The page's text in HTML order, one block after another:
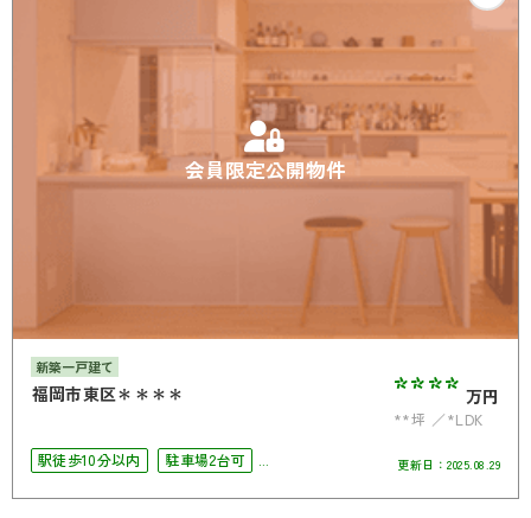
会員限定公開物件
新築一戸建て
福岡市東区＊＊＊＊ **** 万円
**坪
*LDK
駅徒歩10分以内
駐車場2台可
更新日： 2025.08.29